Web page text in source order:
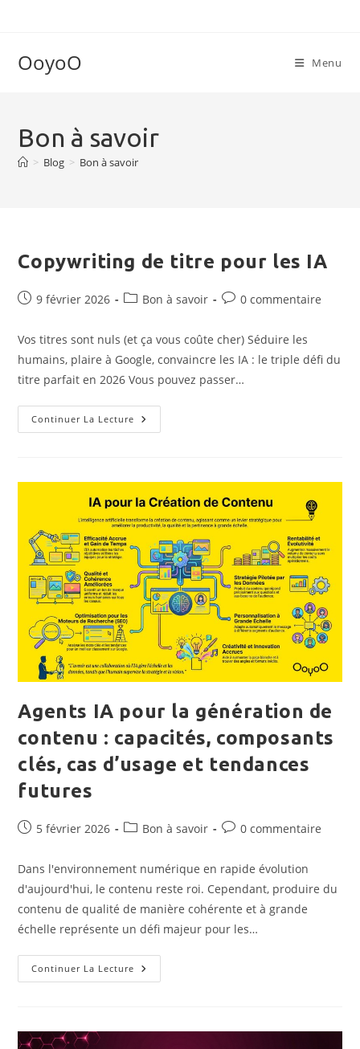
OoyoO Menu
Bon à savoir
> Blog > Bon à savoir
Copywriting de titre pour les IA
Publication
9 février 2026
PostBon à savoir
Commentaires
la
publication :
0 commentaire
Vos titres sont nuls (et ça vous coûte cher) Séduire les
humains, plaire à Google, convaincre les IA : le triple défi du
titre parfait en 2026 Vous pouvez passer…
Continuer La Lecture Copywriting
De
Agents IA pour la génération de
contenu : capacités, composants
clés, cas d’usage et tendances
futures
Publication
5 février 2026
PostBon à savoir
Commentaires
publication :
0 commentaire
Dans l'environnement numérique en rapide évolution
d'aujourd'hui, le contenu reste roi. Cependant, produire du
contenu de qualité de manière cohérente et à grande
échelle représente un défi majeur pour les…
Continuer La Lecture Agents
IA
Contenu